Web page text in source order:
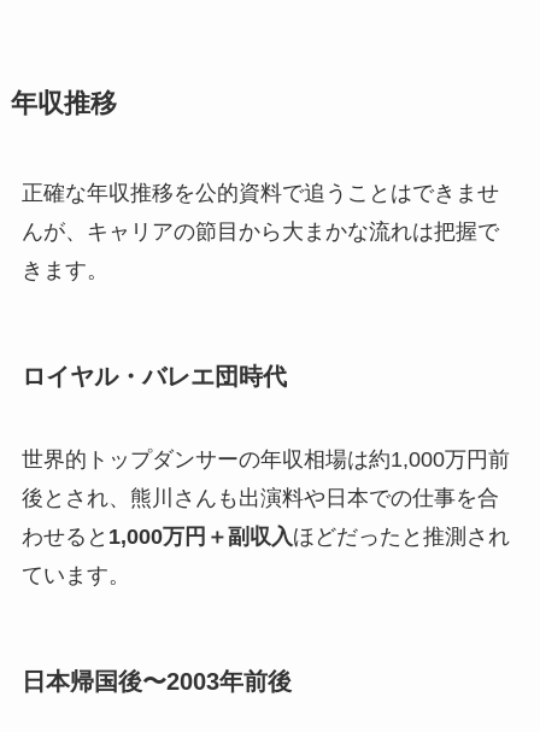
年収推移
正確な年収推移を公的資料で追うことはできませ
んが、キャリアの節目から大まかな流れは把握で
きます。
ロイヤル・バレエ団時代
世界的トップダンサーの年収相場は約1,000万円前
後とされ、熊川さんも出演料や日本での仕事を合
わせると 1,000万円＋副収入ほどだったと推測され
ています。
日本帰国後〜2003年前後